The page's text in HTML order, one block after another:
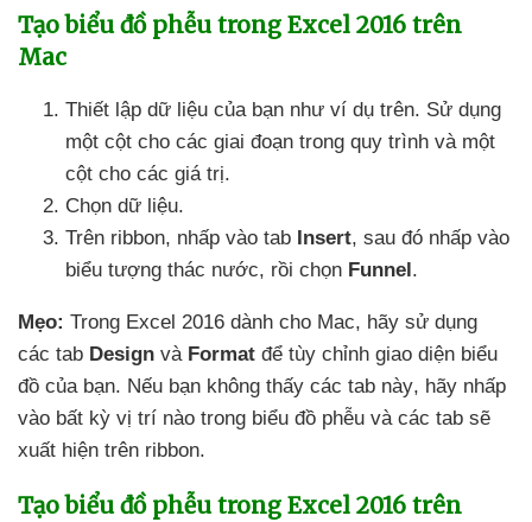
Tạo biểu đồ phễu trong Excel 2016 trên
Mac
Thiết lập dữ liệu của bạn như ví dụ trên. Sử dụng
một cột cho các giai đoạn trong quy trình và một
cột cho các giá trị.
Chọn dữ liệu.
Trên ribbon, nhấp vào tab Insert, sau đó nhấp vào
biểu tượng thác nước, rồi chọn Funnel .
Mẹo: Trong Excel 2016 dành cho Mac, hãy sử dụng
các tab Design vàFormat để tùy chỉnh giao diện biểu
đồ của bạn. Nếu bạn không thấy các tab này, hãy nhấp
vào bất kỳ vị trí nào trong biểu đồ phễu và các tab sẽ
xuất hiện trên ribbon.
Tạo biểu đồ phễu trong Excel 2016 trên